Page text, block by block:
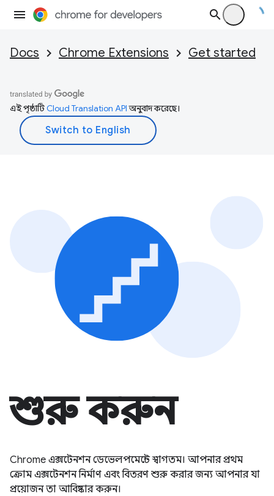
Docs Chrome Extensions Get started
এই পৃষ্ঠাটিCloud Translation APIঅনুবাদ করেছে।
শুরু করুন
Chrome এক্সটেনশন ডেভেলপমেন্টে স্বাগতম। আপনার প্রথম
ক্রোম এক্সটেনশন নির্মাণ এবং বিতরণ শুরু করার জন্য আপনার যা
প্রয়োজন তা আবিষ্কার করুন।